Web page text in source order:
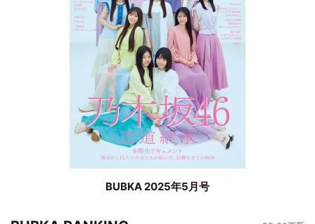
BUBKA 2025年5月号